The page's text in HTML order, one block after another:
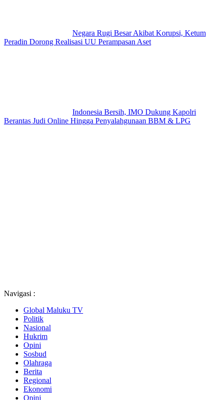
Negara Rugi Besar Akibat Korupsi, Ketum
Peradin Dorong Realisasi UU Perampasan Aset
Indonesia Bersih, IMO Dukung Kapolri
Berantas Judi Online Hingga Penyalahgunaan BBM & LPG
Navigasi :
Global Maluku TV
Politik
Nasional
Hukrim
Opini
Sosbud
Olahraga
Berita
Regional
Ekonomi
Opini